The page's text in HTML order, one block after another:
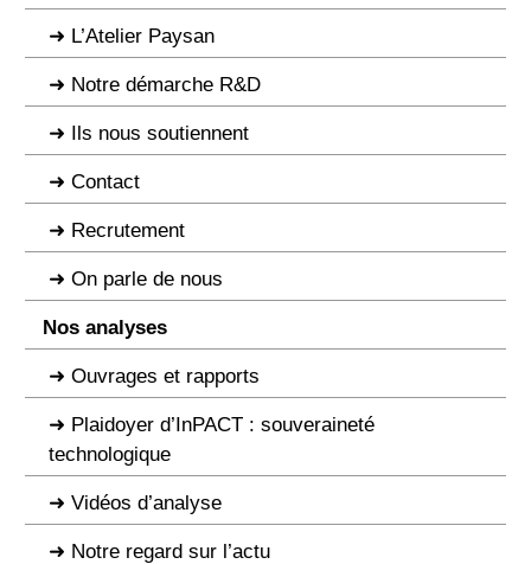
L’Atelier Paysan
Notre démarche R&D
Ils nous soutiennent
Contact
Recrutement
On parle de nous
Nos analyses
Ouvrages et rapports
Plaidoyer d’InPACT : souveraineté
technologique
Vidéos d’analyse
Notre regard sur l’actu